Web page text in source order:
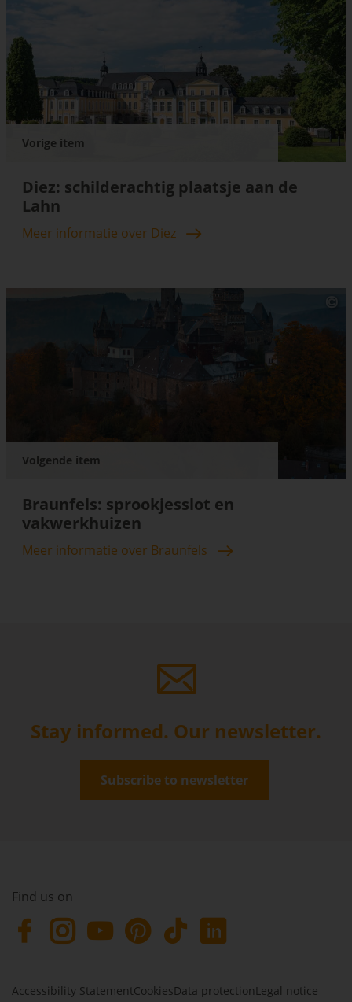
Vorige item
Diez: schilderachtig plaatsje aan de
Lahn
Meer informatie over Diez
Volgende item
Braunfels: sprookjesslot en
vakwerkhuizen
Meer informatie over Braunfels
Stay informed. Our newsletter.
Subscribe to newsletter
Find us on
Accessibility StatementCookiesData protection Legal notice